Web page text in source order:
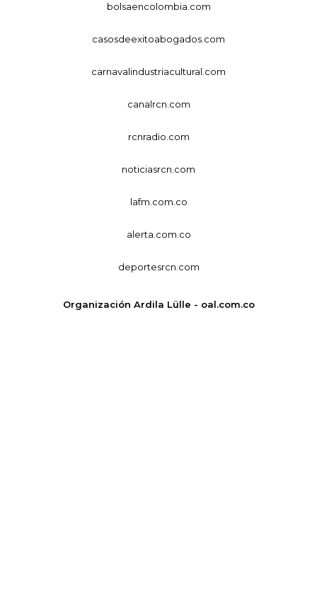
bolsaencolombia.com
casosdeexitoabogados.com
carnavalindustriacultural.com
canalrcn.com
rcnradio.com
noticiasrcn.com
lafm.com.co
alerta.com.co
deportesrcn.com
Organización Ardila Lülle - oal.com.co